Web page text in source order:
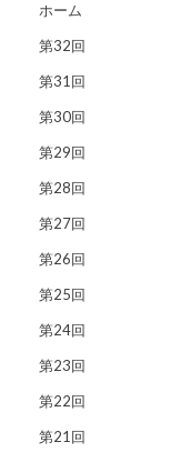
ホーム
第32回
第31回
第30回
第29回
第28回
第27回
第26回
第25回
第24回
第23回
第22回
第21回